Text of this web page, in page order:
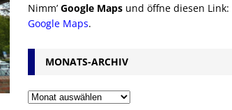
Nimm’ Google Maps und öffne diesen Link:
Google Maps.
MONATS-ARCHIV